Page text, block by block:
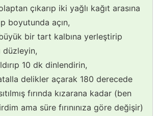
çıkarıp iki yağlı kağıt arasına
boyutunda açın,
bir tart kalbına yerleştirip
düzleyin,
10 dk dinlendirin,
delikler açarak 180 derecede
fırında kızarana kadar (ben
ama süre fırınınıza göre değişir)